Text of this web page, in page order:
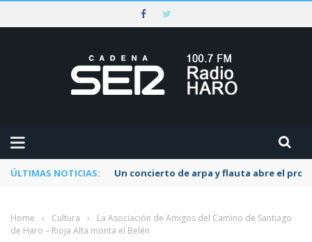
ÚLTIMAS NOTICIAS: Un concierto de arpa y flauta abre el
Home › Cultura ›
La Asociación de Amigos del Camino de Santiago
de Haro – Rioja Alta monta el Belén